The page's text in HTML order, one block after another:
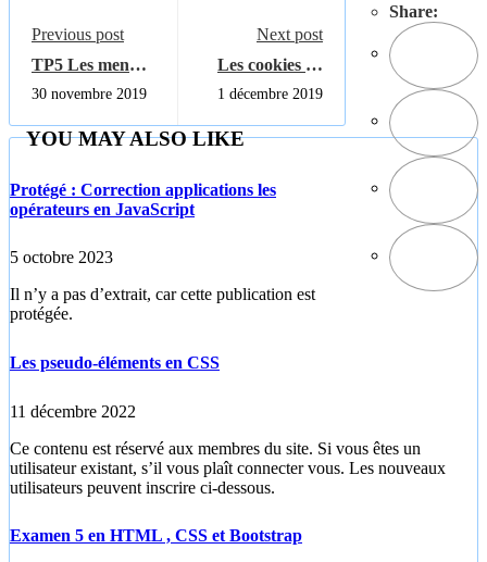
Share:
Previous post
TP5 Les menus
en HTML et
CSS
30 novembre 2019
Next post
Les cookies en
JSP
1 décembre 2019
YOU MAY ALSO LIKE
Protégé : Correction applications les
opérateurs en JavaScript
5 octobre 2023
Il n’y a pas d’extrait, car cette publication est
protégée.
Les pseudo-éléments en CSS
11 décembre 2022
Ce contenu est réservé aux membres du site. Si vous êtes un
utilisateur existant, s’il vous plaît connecter vous. Les nouveaux
utilisateurs peuvent inscrire ci-dessous.
Examen 5 en HTML , CSS et Bootstrap